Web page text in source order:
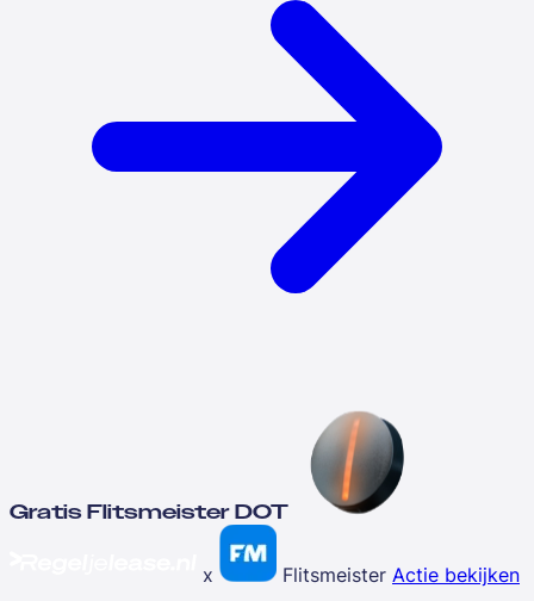
Gratis Flitsmeister DOT
x Flitsmeister Actie bekijken